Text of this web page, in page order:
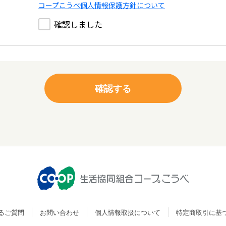
コープこうべ個人情報保護方針について
確認しました
ご質問 お問い合わせ 個人情報取扱について 特定商取引に基